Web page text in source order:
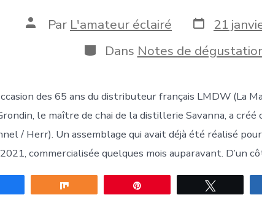
Auteur
publication
Par L'amateur éclairé Date
de
publication
21
Catégories
Dans Notes de
des 65 ans du distributeur français LMDW (La
le maître de chai de la distillerie Savanna, a créé
/ Herr). Un assemblage qui avait déjà été réalisé
commercialisée quelques mois auparavant. D’un